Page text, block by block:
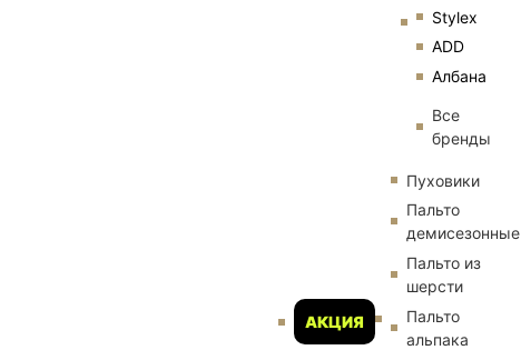
Stylex
ADD
Албана
Все
бренды
АКЦИЯ
Пуховики
Пальто
демисезонные
Пальто из
шерсти
Пальто
альпака